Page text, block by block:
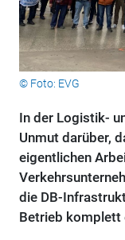
© Foto: EVG
In der Logistik-
Unmut darüber,
eigentlichen
die DB-
Betrieb komplett